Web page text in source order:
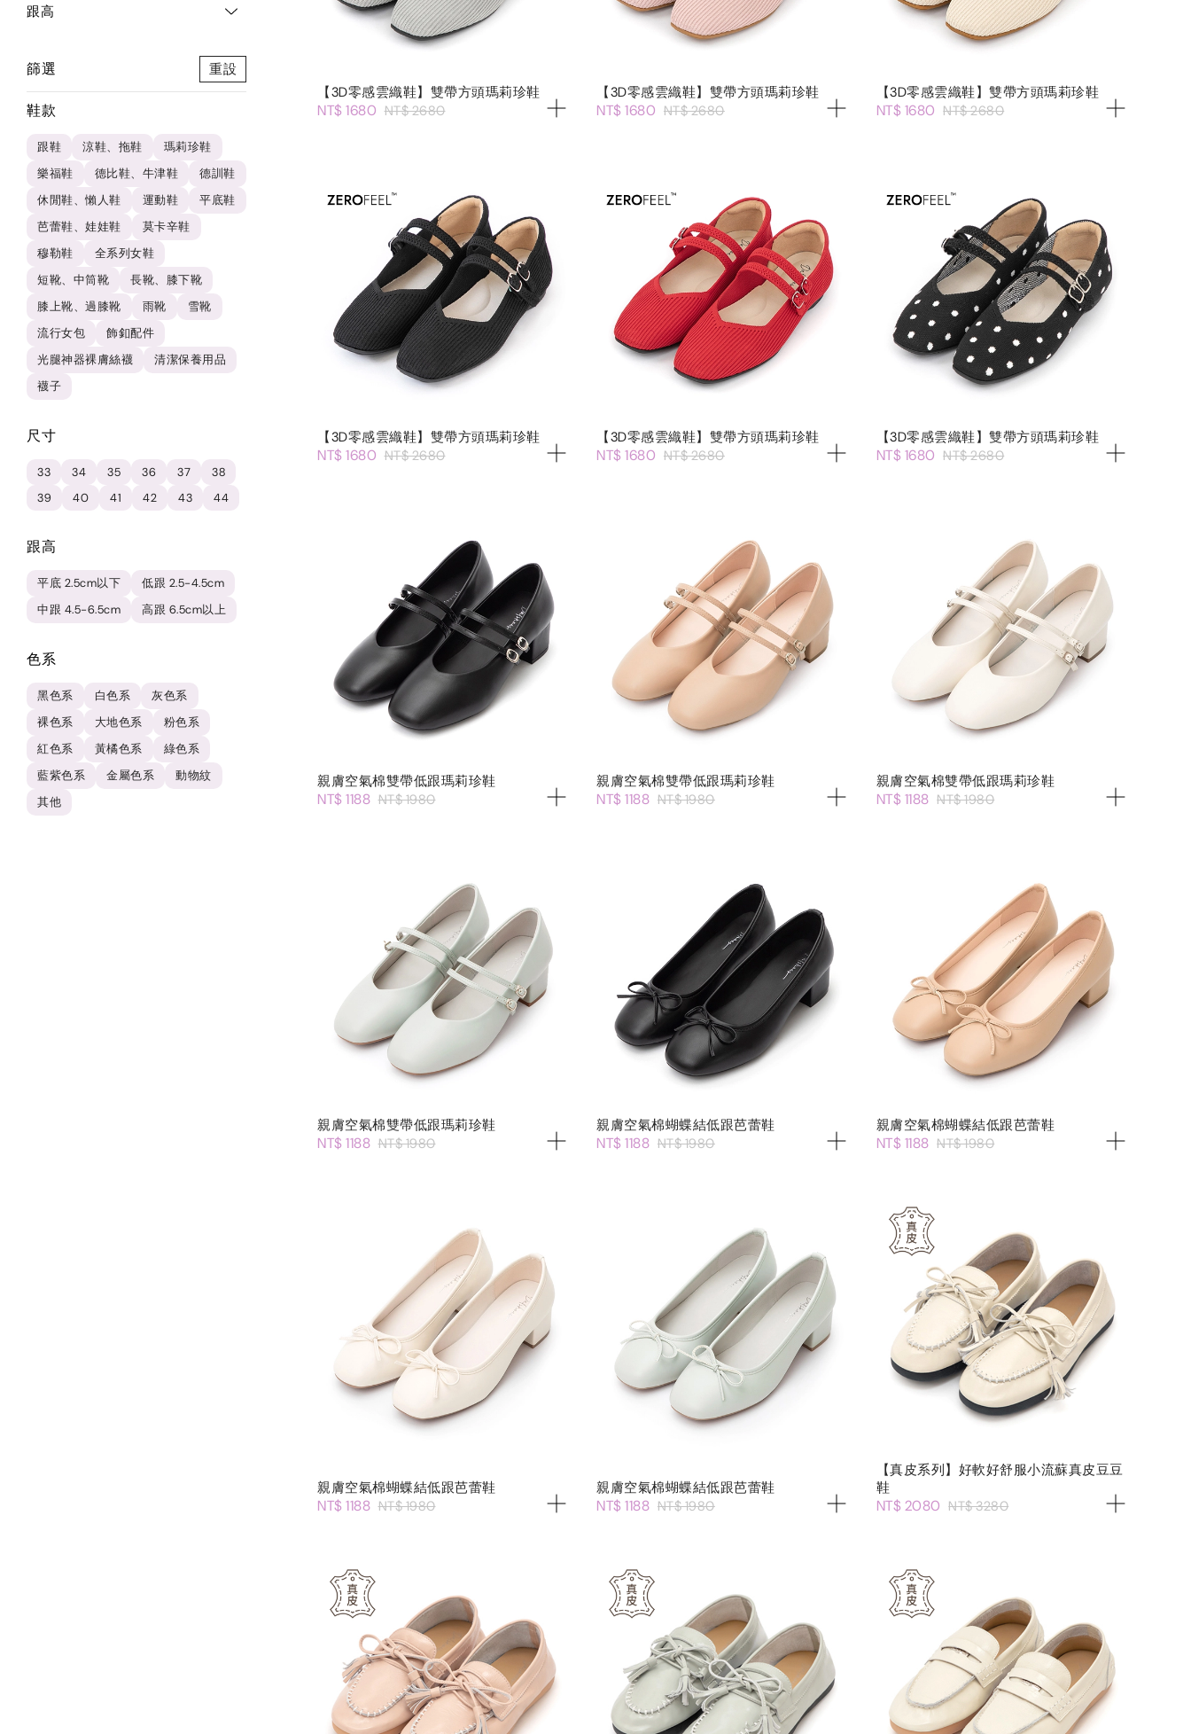
跟高
篩選 重設
鞋款
跟鞋 涼鞋、拖鞋
瑪莉珍鞋
樂福鞋
德比鞋、牛津鞋
德訓鞋
休閒鞋、懶人鞋
運動鞋
平底鞋
芭蕾鞋、娃娃鞋
莫卡辛鞋
穆勒鞋
全系列女鞋
短靴、中筒靴
長靴、膝下靴
膝上靴、過膝靴
雨靴
雪靴
流行女包
飾釦配件
光腿神器裸膚絲襪
清潔保養用品
襪子
尺寸
33 34 35 36 37
38
39
40 41 42 43 44
跟高
平底 2.5cm以下
低跟 2.5-4.5cm
中跟 4.5-6.5cm
高跟 6.5cm以上
色系
黑色系 白色系
灰色系
裸色系
大地色系
粉色系
紅色系
黃橘色系
綠色系
藍紫色系
金屬色系
動物紋
其他
【3D零感雲織鞋】雙帶方頭瑪莉珍鞋
NT$ 1680 NT$ 2680
【3D零感雲織鞋】雙帶方頭瑪莉珍鞋
NT$ 1680 NT$ 2680
【3D零感雲織鞋】雙帶方頭瑪莉珍鞋
NT$ 1680 NT$ 2680
【3D零感雲織鞋】雙帶方頭瑪莉珍鞋
NT$ 1680 NT$ 2680
【3D零感雲織鞋】雙帶方頭瑪莉珍鞋
NT$ 1680 NT$ 2680
【3D零感雲織鞋】雙帶方頭瑪莉珍鞋
NT$ 1680 NT$ 2680
親膚空氣棉雙帶低跟瑪莉珍鞋
NT$ 1188 NT$ 1980
親膚空氣棉雙帶低跟瑪莉珍鞋
NT$ 1188 NT$ 1980
親膚空氣棉雙帶低跟瑪莉珍鞋
NT$ 1188 NT$ 1980
親膚空氣棉雙帶低跟瑪莉珍鞋
NT$ 1188 NT$ 1980
親膚空氣棉蝴蝶結低跟芭蕾鞋
NT$ 1188 NT$ 1980
親膚空氣棉蝴蝶結低跟芭蕾鞋
NT$ 1188 NT$ 1980
親膚空氣棉蝴蝶結低跟芭蕾鞋
NT$ 1188 NT$ 1980
親膚空氣棉蝴蝶結低跟芭蕾鞋
NT$ 1188 NT$ 1980
【真皮系列】好軟好舒服小流蘇真皮豆豆
鞋
NT$ 2080 NT$ 3280